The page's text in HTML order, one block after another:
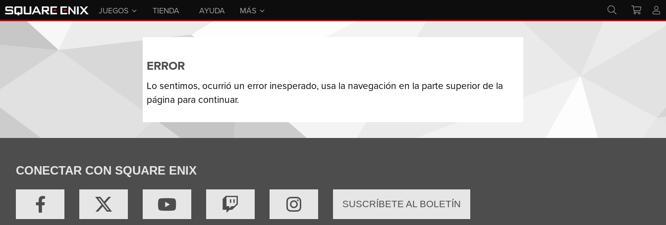
JUEGOS TIENDA AYUDA MÁS
ERROR
Lo sentimos, ocurrió un error inesperado, usa la navegación en la parte superior de la
página para continuar.
CONECTAR CON SQUARE ENIX
SUSCRÍBETE AL BOLETÍN